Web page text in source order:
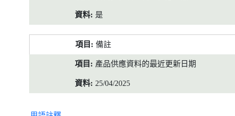
是
備註
產品供應資料的最近更新日期
25/04/2025